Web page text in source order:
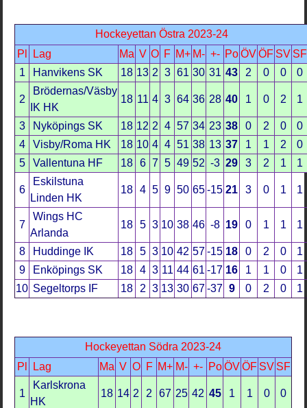
Hockeyettan Östra 2023-24
Pl
Lag Ma V O F M+ M- +- Po ÖV ÖF SV SF
1
Hanvikens SK 18 13 2 3 61 30 31 43 2 0 0 0
2
Brödernas/Väsby
IK HK
18 11 4 3 64 36 28 40 1 0 2 1
3 Nyköpings SK 18 12 2 4 57 34 23 38 0 2 0
0
4
Visby/Roma HK 18 10 4 4 51 38 13 37 1 1 2
0
5
Vallentuna HF 18 6 7 5 49 52 -3 29 3 2 1 1
6
Eskilstuna
Linden HK
18 4 5 9 50 65 -15 21 3 0 1 1
7
Wings HC
Arlanda
18 5 3 10 38 46 -8 19 0 1 1 1
8 Huddinge IK 18 5 3 10 42 57 -15 18 0 2 0
1
9
Enköpings SK 18 4 3 11 44 61 -17 16 1 1 0
1
10 Segeltorps IF 18 2 3 13 30 67 -37 9 0 2 0 1
Hockeyettan Södra 2023-24
Pl
Lag Ma V O F M+ M- +- Po ÖV ÖF SV SF
1
Karlskrona
HK
18 14 2 2 67 25 42 45 1 1 0 0